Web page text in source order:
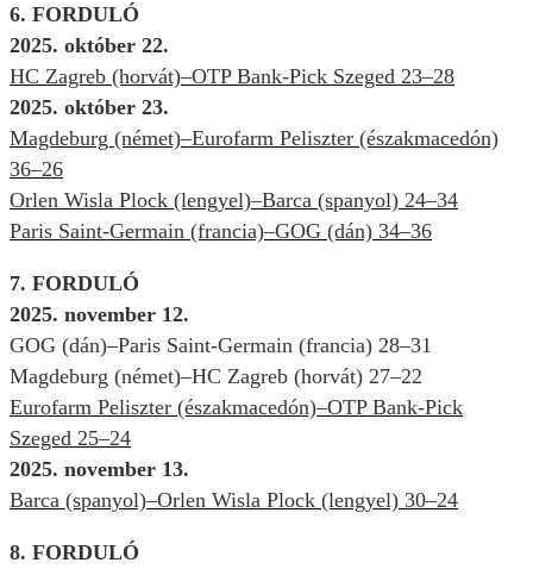
6. FORDULÓ
2025. október 22.
HC Zagreb (horvát)–OTP Bank-Pick Szeged 23–28
2025. október 23.
Magdeburg (német)–Eurofarm Peliszter (északmacedón)
36–26
Orlen Wisla Plock (lengyel)–Barca (spanyol) 24–34
Paris Saint-Germain (francia)–GOG (dán) 34–36
7. FORDULÓ
2025. november 12.
GOG (dán)–Paris Saint-Germain (francia) 28–31
Magdeburg (német)–HC Zagreb (horvát) 27–22
Eurofarm Peliszter (északmacedón)–OTP Bank-Pick
Szeged 25–24
2025. november 13.
Barca (spanyol)–Orlen Wisla Plock (lengyel) 30–24
8. FORDULÓ